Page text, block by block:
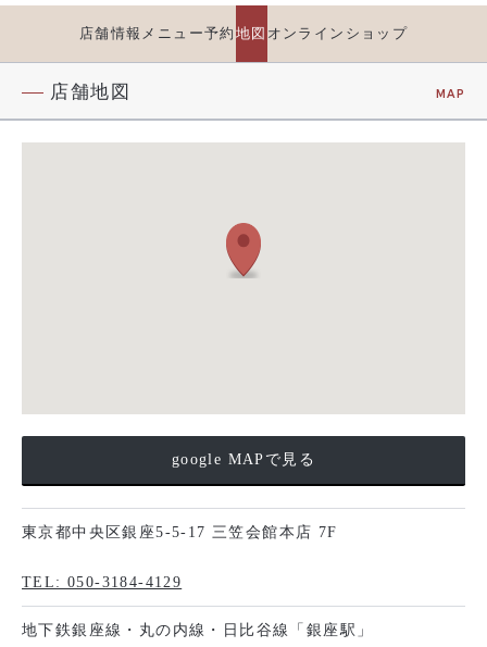
店舗情報 メニュー予約 地図 オンラインショップ
店舗地図 MAP
google MAPで見る
東京都中央区銀座5-5-17 三笠会館本店 7F
TEL: 050-3184-4129
地下鉄銀座線・丸の内線・日比谷線「銀座駅」